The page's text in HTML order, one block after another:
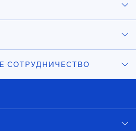
СОТРУДНИЧЕСТВО